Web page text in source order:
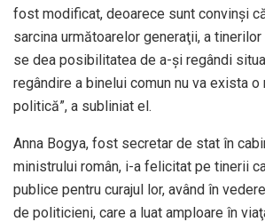
fost modificat, deoarece sunt convinşi
sarcina următoarelor generaţii, a
se dea posibilitatea de a-şi regândi
regândire a binelui comun nu va exista o
politică”, a subliniat el.
Anna Bogya, fost secretar de stat în
ministrului român, i-a felicitat pe tinerii
publice pentru curajul lor, având în
de politicieni, care a luat amploare în